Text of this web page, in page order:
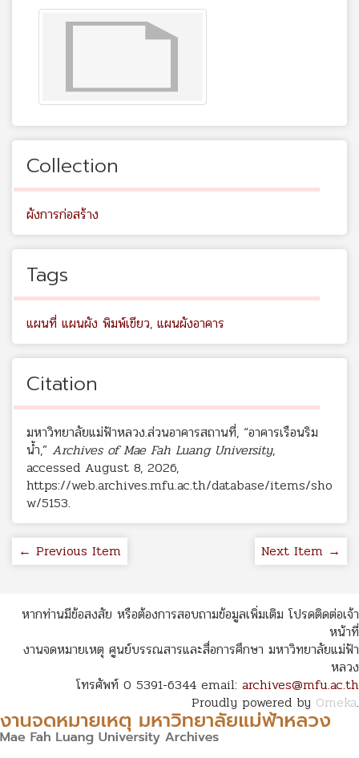
Collection
ผังการก่อสร้าง
Tags
แผนที่ แผนผัง พิมพ์เขียว, แผนผังอาคาร
Citation
มหาวิทยาลัยแม่ฟ้าหลวง.ส่วนอาคารสถานที่, “อาคารเรือนริม
น้ำ,” Archives of Mae Fah Luang University,
accessed August 8, 2026,
https://web.archives.mfu.ac.th/database/items/sho
w/5153.
← Previous Item Next Item →
หากท่านมีข้อสงสัย หรือต้องการสอบถามข้อมูลเพิ่มเติม โปรดติดต่อเจ้า
หน้าที่
งานจดหมายเหตุ ศูนย์บรรณสารและสื่อการศึกษา มหาวิทยาลัยแม่ฟ้า
หลวง
โทรศัพท์ 0 5391-6344 email: archives@mfu.ac.th
Proudly powered by Omeka.